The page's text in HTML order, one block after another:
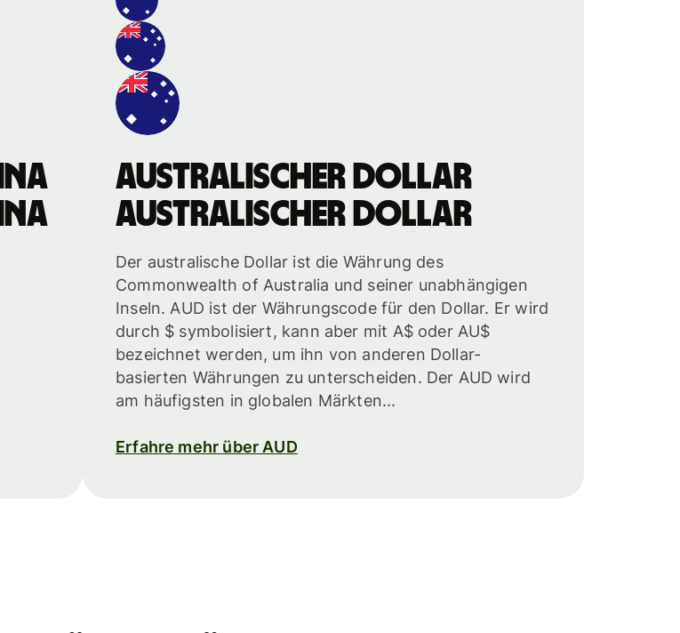
australischer Dollar
australischer Dollar
Der australische Dollar ist die Währung des
Commonwealth of Australia und seiner unabhängigen
Inseln. AUD ist der Währungscode für den Dollar. Er wird
durch $ symbolisiert, kann aber mit A$ oder AU$
bezeichnet werden, um ihn von anderen Dollar-
basierten Währungen zu unterscheiden. Der AUD wird
am häufigsten in globalen Märkten...
Erfahre mehr über AUD